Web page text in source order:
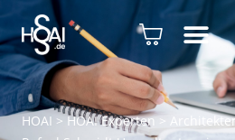
HOAI > HOAI Experten>